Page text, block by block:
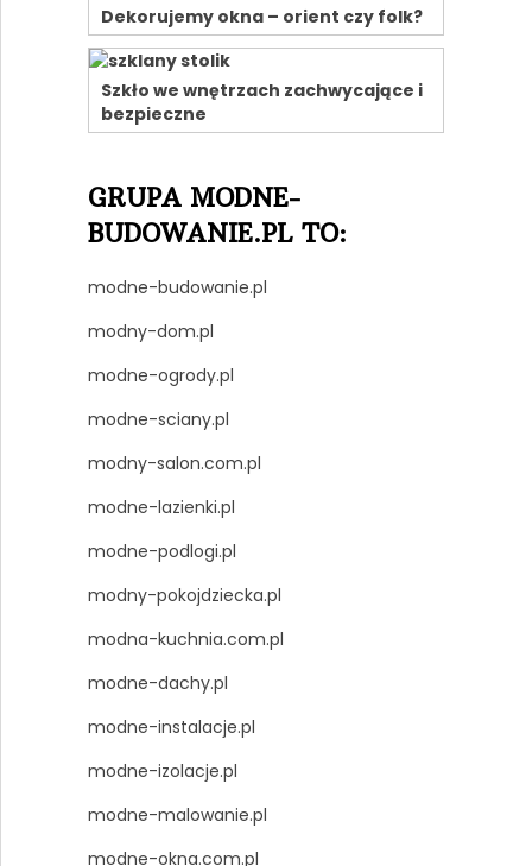
Dekorujemy okna – orient czy folk?
Szkło we wnętrzach zachwycające i
bezpieczne
GRUPA MODNE-
BUDOWANIE.PL TO:
modne-budowanie.pl
modny-dom.pl
modne-ogrody.pl
modne-sciany.pl
modny-salon.com.pl
modne-lazienki.pl
modne-podlogi.pl
modny-pokojdziecka.pl
modna-kuchnia.com.pl
modne-dachy.pl
modne-instalacje.pl
modne-izolacje.pl
modne-malowanie.pl
modne-okna.com.pl